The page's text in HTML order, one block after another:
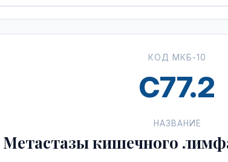
КОД МКБ-10
C77.2
НАЗВАНИЕ
Метастазы кишечного